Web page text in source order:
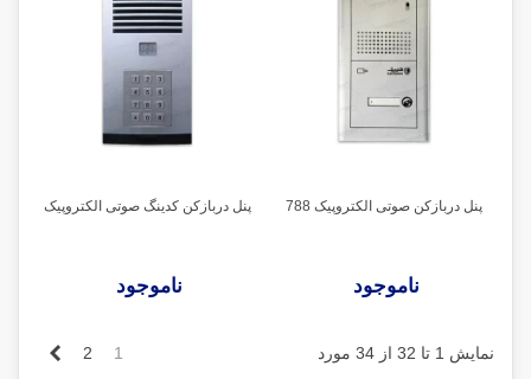
پنل دربازکن صوتی الکتروپیک 788
ناموجود
پنل دربازکن کدینگ صوتی الکتروپیک
ناموجود
نمایش 1 تا 32 از 34 مورد 1
2